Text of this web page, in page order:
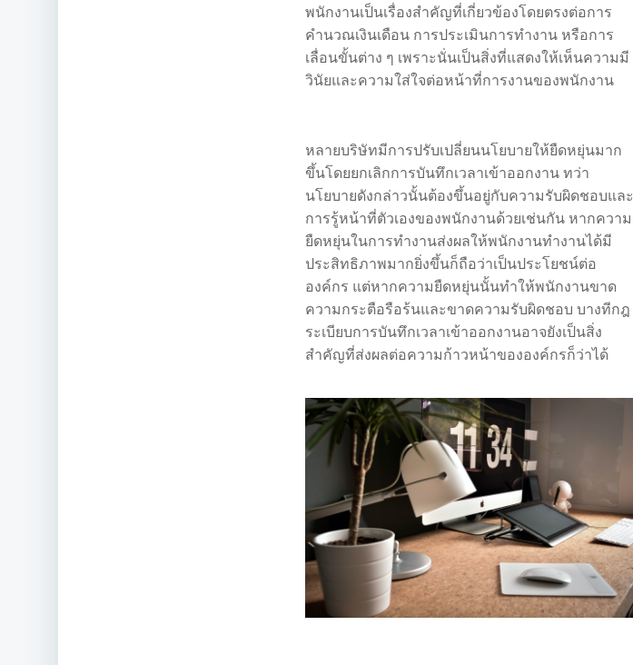
พนักงานเป็นเรื่องสำคัญที่เกี่ยวข้องโดยตรงต่อการ
คำนวณเงินเดือน การประเมินการทำงาน หรือการ
เลื่อนขั้นต่าง ๆ เพราะนั่นเป็นสิ่งที่แสดงให้เห็นความมี
วินัยและความใส่ใจต่อหน้าที่การงานของพนักงาน
หลายบริษัทมีการปรับเปลี่ยนนโยบายให้ยืดหยุ่นมาก
ขึ้นโดยยกเลิกการบันทึกเวลาเข้าออกงาน ทว่า
นโยบายดังกล่าวนั้นต้องขึ้นอยู่กับความรับผิดชอบและ
การรู้หน้าที่ตัวเองของพนักงานด้วยเช่นกัน หากความ
ยืดหยุ่นในการทำงานส่งผลให้พนักงานทำงานได้มี
ประสิทธิภาพมากยิ่งขึ้นก็ถือว่าเป็นประโยชน์ต่อ
องค์กร แต่หากความยืดหยุ่นนั้นทำให้พนักงานขาด
ความกระตือรือร้นและขาดความรับผิดชอบ บางทีกฎ
ระเบียบการบันทึกเวลาเข้าออกงานอาจยังเป็นสิ่ง
สำคัญที่ส่งผลต่อความก้าวหน้าขององค์กรก็ว่าได้